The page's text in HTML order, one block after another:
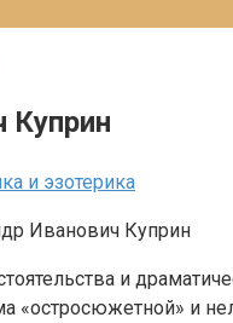
Куприн
и эзотерика
Иванович Куприн
и
«остросюжетной» и